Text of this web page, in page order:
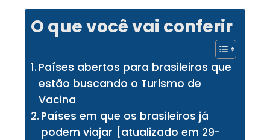
O que você vai conferir
Países abertos para brasileiros que
estão buscando o Turismo de
Vacina
Países em que os brasileiros já
podem viajar [atualizado em 29-